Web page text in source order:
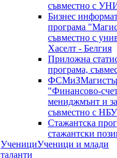
съвместно с
Бизнес
програма
съвместно с
Хаселт - Белгия
Приложна
програма,
ФСМиЗ
"Финансово-
мениджмънт и
съвместно с НБУ
Стажантска
стажантски
УченициУченици и млади
таланти